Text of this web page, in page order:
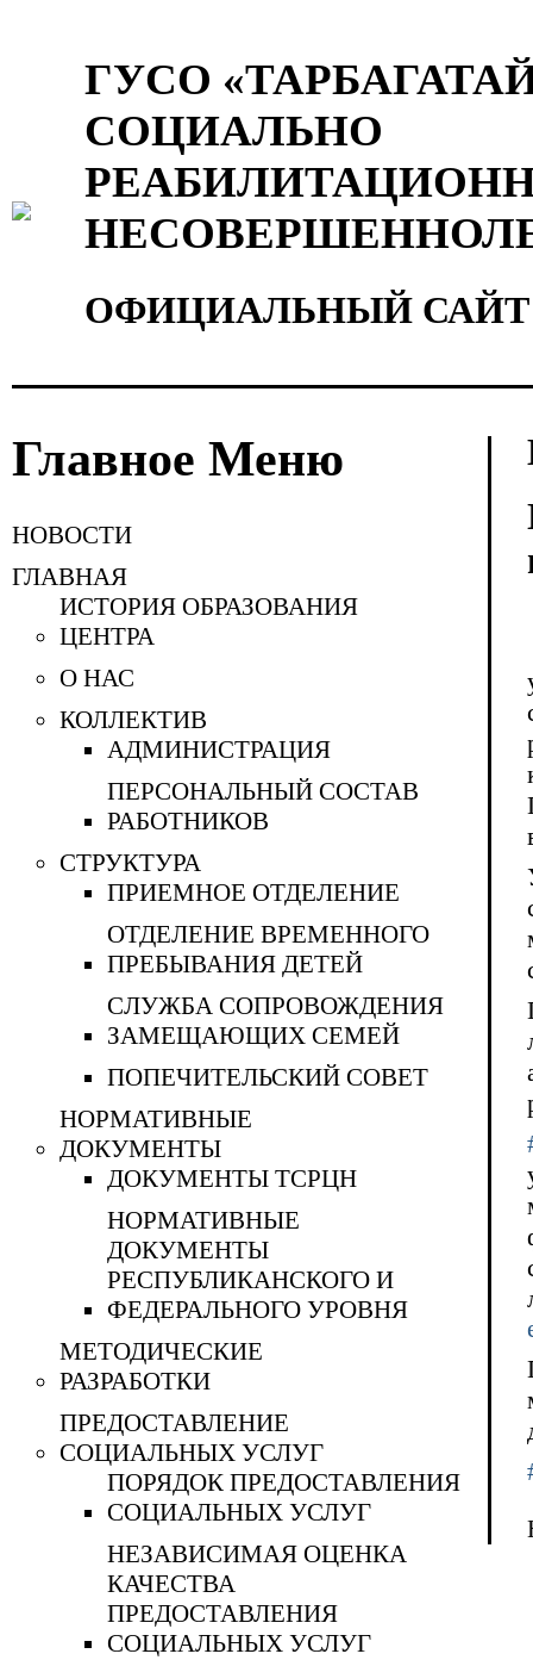
ГУСО
СОЦИАЛЬНО
ОФИЦИАЛЬНЫЙ САЙТ
Главное Меню
НОВОСТИ
ГЛАВНАЯ
ИСТОРИЯ ОБРАЗОВАНИЯ
ЦЕНТРА
О НАС
КОЛЛЕКТИВ
АДМИНИСТРАЦИЯ
ПЕРСОНАЛЬНЫЙ СОСТАВ
РАБОТНИКОВ
СТРУКТУРА
ПРИЕМНОЕ ОТДЕЛЕНИЕ
ОТДЕЛЕНИЕ ВРЕМЕННОГО
ПРЕБЫВАНИЯ ДЕТЕЙ
CЛУЖБА СОПРОВОЖДЕНИЯ
ЗАМЕЩАЮЩИХ СЕМЕЙ
ПОПЕЧИТЕЛЬСКИЙ СОВЕТ
НОРМАТИВНЫЕ
ДОКУМЕНТЫ
ДОКУМЕНТЫ ТСРЦН
НОРМАТИВНЫЕ
ДОКУМЕНТЫ
РЕСПУБЛИКАНСКОГО И
ФЕДЕРАЛЬНОГО УРОВНЯ
МЕТОДИЧЕСКИЕ
РАЗРАБОТКИ
ПРЕДОСТАВЛЕНИЕ
СОЦИАЛЬНЫХ УСЛУГ
ПОРЯДОК ПРЕДОСТАВЛЕНИЯ
СОЦИАЛЬНЫХ УСЛУГ
НЕЗАВИСИМАЯ ОЦЕНКА
КАЧЕСТВА
ПРЕДОСТАВЛЕНИЯ
СОЦИАЛЬНЫХ УСЛУГ